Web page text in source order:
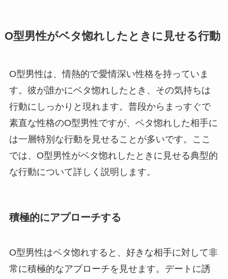
O型男性がベタ惚れしたときに見せる行動
O型男性は、情熱的で愛情深い性格を持っていま
す。彼が誰かにベタ惚れしたとき、その気持ちは
行動にしっかりと現れます。普段からまっすぐで
素直な性格のO型男性ですが、ベタ惚れした相手に
は一層特別な行動を見せることが多いです。ここ
では、O型男性がベタ惚れしたときに見せる典型的
な行動について詳しく説明します。
積極的にアプローチする
O型男性はベタ惚れすると、好きな相手に対して非
常に積極的なアプローチを見せます。デートに誘